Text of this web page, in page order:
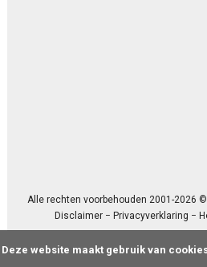
Alle rechten voorbehouden 2001-2026
Disclaimer − Privacyverklaring −
Deze website maakt gebruik van